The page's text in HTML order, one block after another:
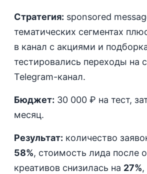
Стратегия: sponsored
тематических сегментах
в канал с акциями и
тестировались переходы на
Telegram-канал.
Бюджет: 30 000 ₽ на тест,
месяц.
Результат: количество
58%, стоимость лида после
креативов снизилась на 27%,